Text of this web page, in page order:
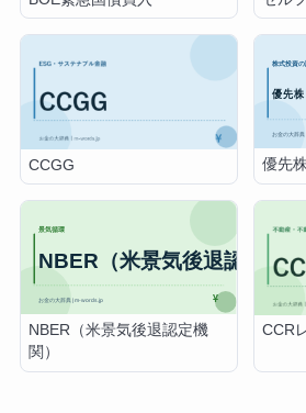
CCGG 優先
NBER（米景気後退認定機
関）
CCR